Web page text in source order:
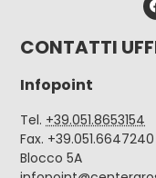
CONTATTI
Infopoint
Tel. +39.051.8653154
Fax. +39.051.6647240
Blocco 5A